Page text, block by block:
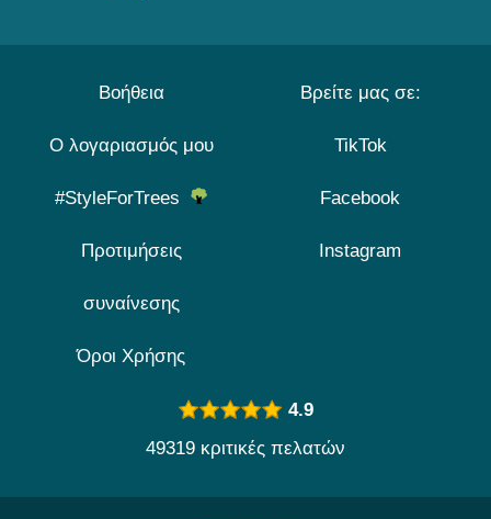
Βοήθεια
Ο λογαριασμός μου
#StyleForTrees
Προτιμήσεις
συναίνεσης
Όροι Χρήσης
Βρείτε μας σε:
TikTok
Facebook
Instagram
4.9
49319 κριτικές πελατών